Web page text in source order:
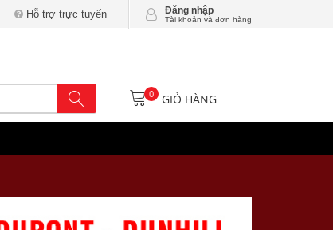
Hỗ trợ trực tuyến Đăng nhập
Tài khoản và đơn hàng
0 GIỎ HÀNG